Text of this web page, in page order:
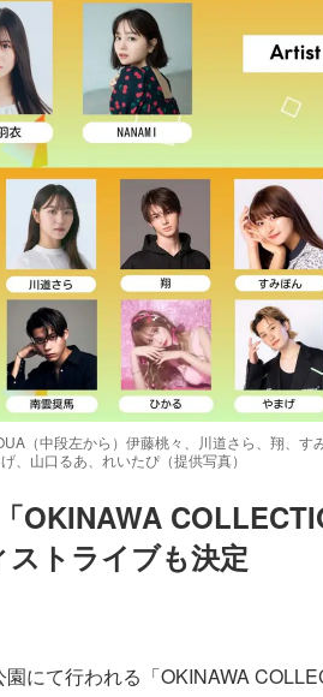
（中段左から）伊藤桃々、川道さら、翔、
、山口るあ、れいたぴ（提供写真）
/ Loaded:
52.23%
OKINAWA
トライブも決定
にて行われる「OKINAWA